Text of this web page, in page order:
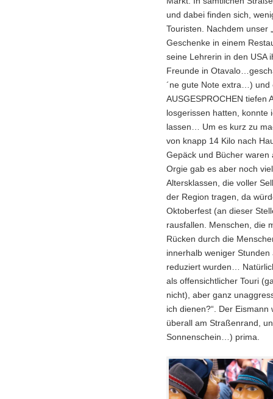
und dabei finden sich,
Touristen. Nachdem unser
Geschenke in einem
seine Lehrerin in den USA
Freunde in
´ne gute Note extra…) und
AUSGESPROCHEN tiefen
losgerissen hatten, konnte
lassen… Um es kurz zu
von knapp 14 Kilo nach
Gepäck und Bücher
Orgie gab es aber noch
Altersklassen, die voller
der Region tragen, da
Oktoberfest (an dieser
rausfallen. Menschen, die
Rücken durch die
innerhalb weniger
reduziert wurden…
als offensichtlicher Touri
nicht), aber ganz
ich dienen?“. Der
überall am Straßenrand,
Sonnenschein…) prima.